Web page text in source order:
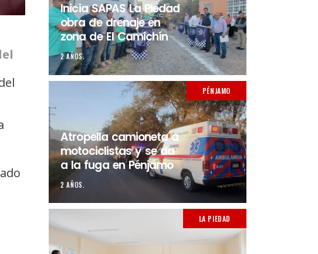
Inicia SAPAS La Piedad
obra de drenaje en
zona de El Camichín
2 AÑOS.
PÉNJAMO
Atropella camioneta a
motociclistas y se da
a la fuga en Pénjamo
2 AÑOS.
LA PIEDAD